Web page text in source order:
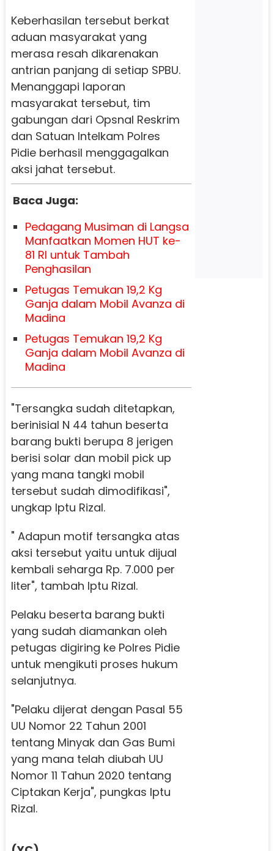
Keberhasilan tersebut berkat
aduan masyarakat yang
merasa resah dikarenakan
antrian panjang di setiap SPBU.
Menanggapi laporan
masyarakat tersebut, tim
gabungan dari Opsnal Reskrim
dan Satuan Intelkam Polres
Pidie berhasil menggagalkan
aksi jahat tersebut.
Baca Juga:
Pedagang Musiman di Langsa
Manfaatkan Momen HUT ke-
81 RI untuk Tambah
Penghasilan
Petugas Temukan 19,2 Kg
Ganja dalam Mobil Avanza di
Madina
Petugas Temukan 19,2 Kg
Ganja dalam Mobil Avanza di
Madina
"Tersangka sudah ditetapkan,
berinisial N 44 tahun beserta
barang bukti berupa 8 jerigen
berisi solar dan mobil pick up
yang mana tangki mobil
tersebut sudah dimodifikasi",
ungkap Iptu Rizal.
" Adapun motif tersangka atas
aksi tersebut yaitu untuk dijual
kembali seharga Rp. 7.000 per
liter", tambah Iptu Rizal.
Pelaku beserta barang bukti
yang sudah diamankan oleh
petugas digiring ke Polres Pidie
untuk mengikuti proses hukum
selanjutnya.
"Pelaku dijerat dengan Pasal 55
UU Nomor 22 Tahun 2001
tentang Minyak dan Gas Bumi
yang mana telah diubah UU
Nomor 11 Tahun 2020 tentang
Ciptakan Kerja", pungkas Iptu
Rizal.